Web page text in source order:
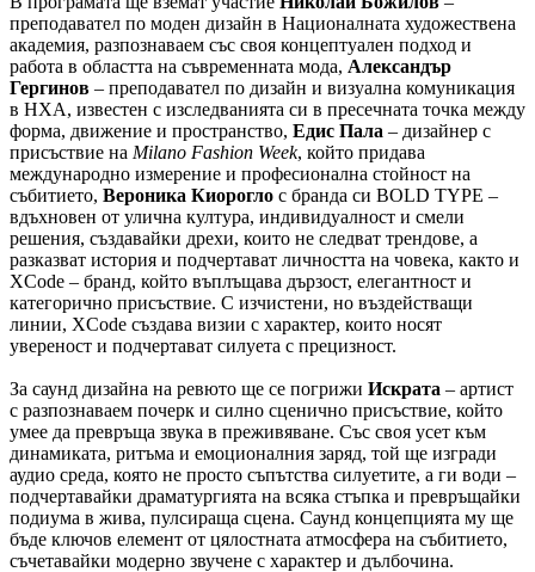
преподавател по моден дизайн в Националната художествена
академия, разпознаваем със своя концептуален подход и
работа в областта на съвременната мода, Александър
Гергинов – преподавател по дизайн и визуална комуникация
в НХА, известен с изследванията си в пресечната точка между
форма, движение и пространство, Едис Пала – дизайнер с
присъствие на Milano Fashion Week, който придава
международно измерение и професионална стойност на
събитието, Вероника Киорогло с бранда си BOLD TYPE –
вдъхновен от улична култура, индивидуалност и смели
решения, създавайки дрехи, които не следват трендове, а
разказват история и подчертават личността на човека, както и
XCode – бранд, който въплъщава дързост, елегантност и
категорично присъствие. С изчистени, но въздействащи
линии, XCode създава визии с характер, които носят
увереност и подчертават силуета с прецизност.
За саунд дизайна на ревюто ще се погрижи Искрата – артист
с разпознаваем почерк и силно сценично присъствие, който
умее да превръща звука в преживяване. Със своя усет към
динамиката, ритъма и емоционалния заряд, той ще изгради
аудио среда, която не просто съпътства силуетите, а ги води –
подчертавайки драматургията на всяка стъпка и превръщайки
подиума в жива, пулсираща сцена. Саунд концепцията му ще
бъде ключов елемент от цялостната атмосфера на събитието,
съчетавайки модерно звучене с характер и дълбочина.